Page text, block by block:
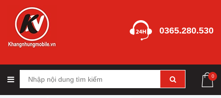
0365.280.530
0